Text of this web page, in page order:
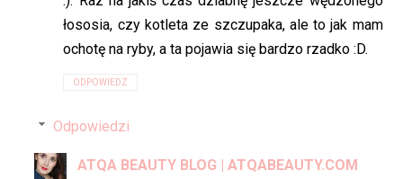
łososia, czy kotleta ze szczupaka, ale to jak mam
ochotę na ryby, a ta pojawia się bardzo rzadko :D.
ODPOWIEDZ
Odpowiedzi
ATQA BEAUTY BLOG | ATQABEAUTY.COM